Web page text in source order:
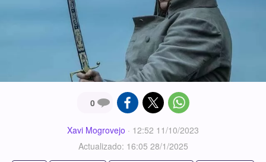
0
Xavi Mogrovejo · 12:52 11/10/2023
Actualizado: 16:05 28/1/2025